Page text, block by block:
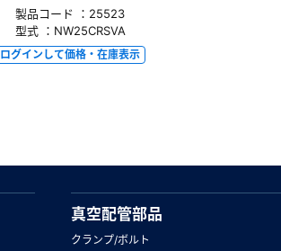
製品コード ：25523
型式 ：NW25CRSVA
ログインして価格・在庫表示
真空配管部品
クランプ/ボルト